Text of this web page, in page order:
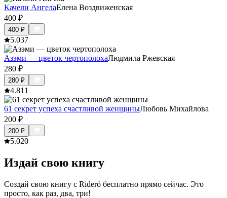
Качели АнгелаЕлена Воздвиженская
400 ₽
400 ₽
5.037
Азэми — цветок чертополохаЛюдмила Ржевская
280 ₽
280 ₽
4.811
61 секрет успеха счастливой женщиныЛюбовь Михайлова
200 ₽
200 ₽
5.020
Издай свою книгу
Создай свою книгу с Rideró бесплатно прямо сейчас. Это
просто, как раз, два, три!